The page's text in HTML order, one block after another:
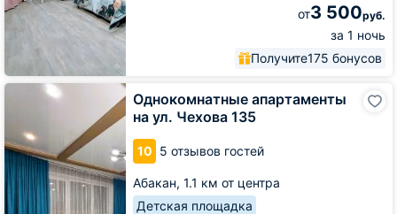
от3 500руб.
за 1 ночь
Получите175 бонусов
Однокомнатные апартаменты
на ул. Чехова 135
10 5 отзывов гостей
Абакан, 1.1 км от центра
Детская площадка
Однокомнатные
Чехова
135